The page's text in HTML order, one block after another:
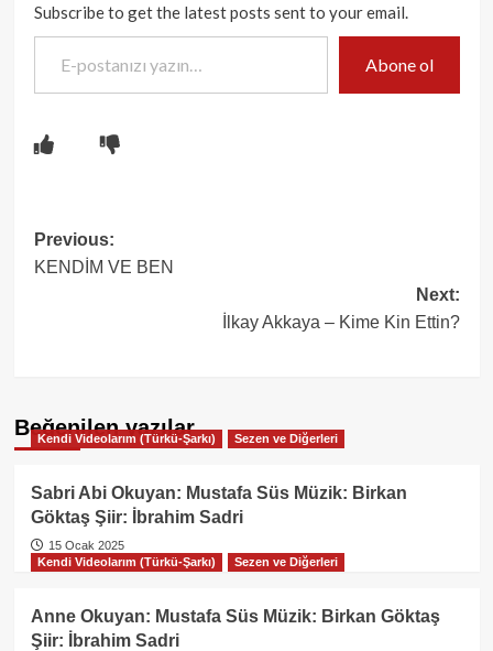
Subscribe to get the latest posts sent to your email.
E-postanızı yazın…
Abone ol
Post
navigation
Previous:
KENDİM VE BEN
Next:
İlkay Akkaya – Kime Kin Ettin?
Beğenilen yazılar
Kendi Videolarım (Türkü-Şarkı) Sezen ve Diğerleri
Sabri Abi Okuyan: Mustafa Süs Müzik: Birkan
Göktaş Şiir: İbrahim Sadri
15 Ocak 2025
Kendi Videolarım (Türkü-Şarkı)
Sezen ve Diğerleri
Anne Okuyan: Mustafa Süs Müzik: Birkan Göktaş
Şiir: İbrahim Sadri